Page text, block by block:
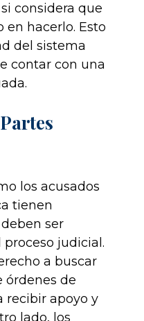
considera que
en hacerlo. Esto
del sistema
contar con una
los acusados
tienen
ser
judicial.
a buscar
órdenes de
recibir apoyo y
lado, los